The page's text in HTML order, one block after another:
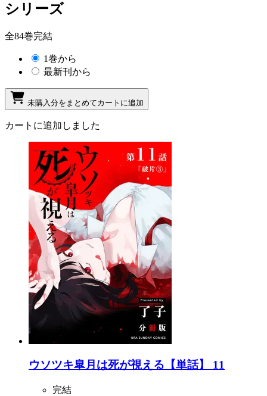
シリーズ
全84巻完結
1巻から
最新刊から
未購入分をまとめてカートに追加
カートに追加しました
ウソツキ皐月は死が視える【単話】 11
完結